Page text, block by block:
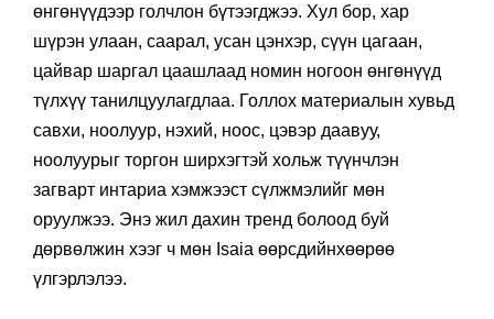
Үндсэндээ энэ жилийн загварууд завсрын
өнгөнүүдээр голчлон бүтээгджээ. Хул бор, хар
шүрэн улаан, саарал, усан цэнхэр, сүүн цагаан,
цайвар шаргал цаашлаад номин ногоон өнгөнүүд
түлхүү танилцуулагдлаа. Голлох материалын хувьд
савхи, ноолуур, нэхий, ноос, цэвэр даавуу,
ноолуурыг торгон ширхэгтэй хольж түүнчлэн
загварт интариа хэмжээст сүлжмэлийг мөн
оруулжээ. Энэ жил дахин тренд болоод буй
дөрвөлжин хээг ч мөн Isaia өөрсдийнхөөрөө